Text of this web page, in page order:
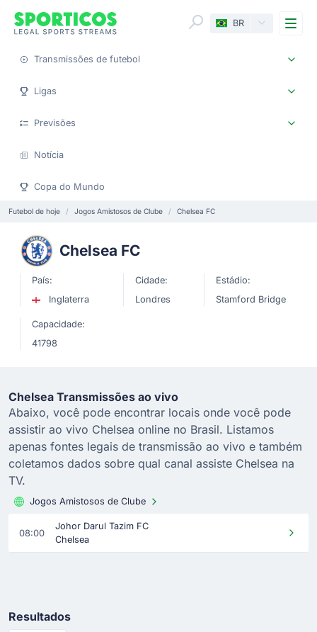
BR
Transmissões de futebol
Ligas
Previsões
Notícia
Copa do Mundo
Futebol de hoje Jogos Amistosos de Clube Chelsea FC
Chelsea FC
País:
Inglaterra
Cidade:
Londres
Estádio:
Stamford Bridge
Capacidade:
41798
Chelsea Transmissões ao vivo
Abaixo, você pode encontrar locais onde você pode
assistir ao vivo Chelsea online no Brasil. Listamos
apenas fontes legais de transmissão ao vivo e também
coletamos dados sobre qual canal assiste Chelsea na
TV.
Jogos Amistosos de Clube
08:00
Johor Darul Tazim FC
Chelsea
Resultados